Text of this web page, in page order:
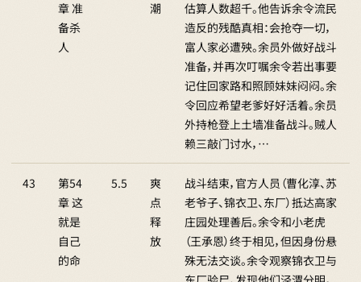
章 准
备杀
人
潮
估算人数超千。他告诉余令流民
造反的残酷真相：会抢夺一切，
富人家必遭殃。余员外做好战斗
准备，并再次叮嘱余令若出事要
记住回家路和照顾妹妹闷闷。余
令回应希望老爹好好活着。余员
外持枪登上土墙准备战斗。贼人
赖三敲门讨水，…
43
第54
章 这
就是
自己
的命
5.5
爽
点
释
放
战斗结束，官方人员（曹化淳、苏
老爷子、锦衣卫、东厂）抵达高家
庄园处理善后。余令和小老虎
（王承恩）终于相见，但因身份悬
殊无法交谈。余令观察锦衣卫与